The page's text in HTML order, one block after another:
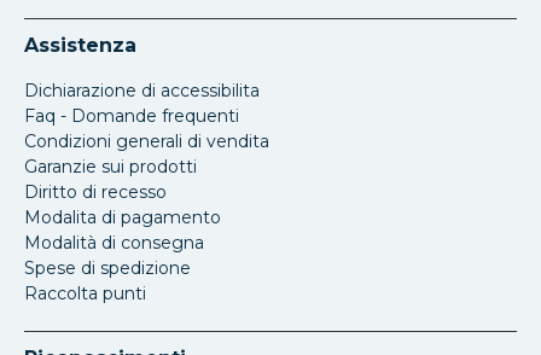
Assistenza
Dichiarazione di accessibilita
Faq - Domande frequenti
Condizioni generali di vendita
Garanzie sui prodotti
Diritto di recesso
Modalita di pagamento
Modalità di consegna
Spese di spedizione
Raccolta punti